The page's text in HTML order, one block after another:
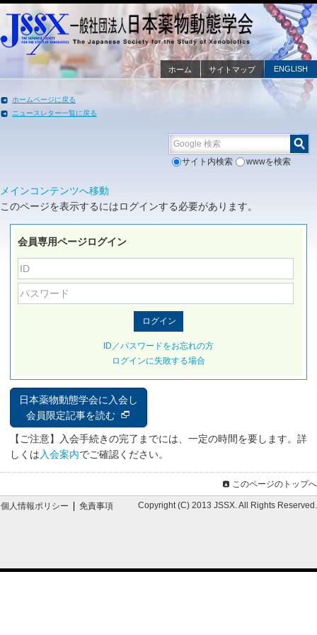
ENGLISH
ホーム サイトマップ
ホームページに戻る
ニュースレター一覧に戻る
Google 検索
サイト内検索 wwwを検索
メインコンテンツへ移動
このページを表示するにはログインする必要があります。
会員専用ページログイン
ID／パスワードをお忘れの方
ログインに失敗する場合
日本薬物動態学会に入会し
会員限定記事を読む
【ご注意】入会手続きの完了までには、一定の時間を要します。詳
しくは 入会案内でご確認ください。
このページのトップへ
個人情報ポリシー 免責事項 Copyright (C) 2013 JSSX. All Rights Reserved.